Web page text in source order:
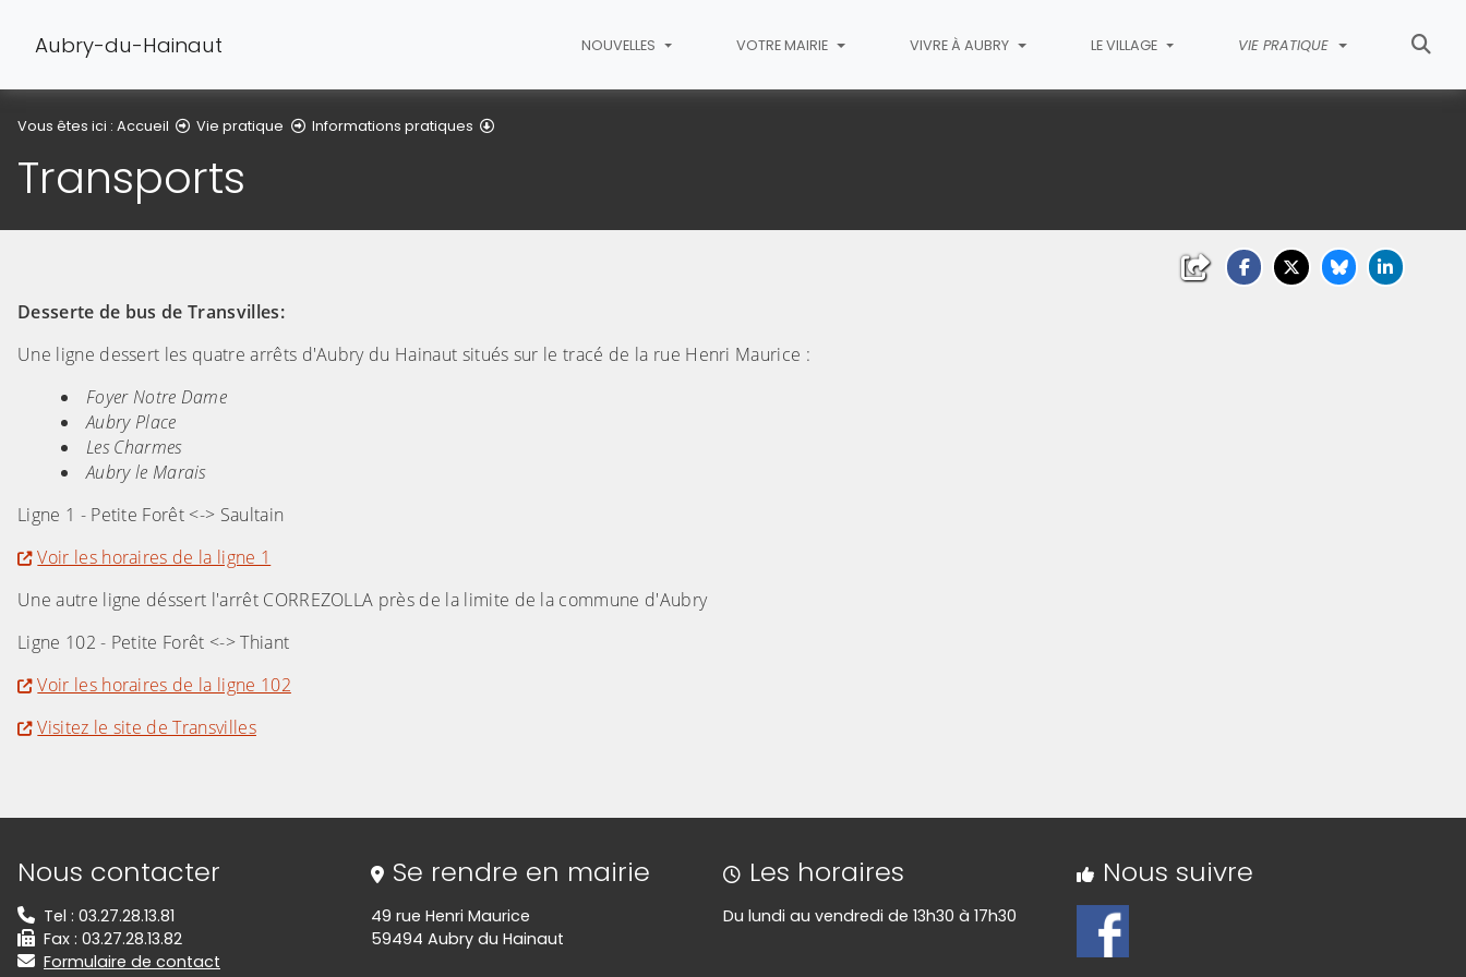
Aubry-du-Hainaut NOUVELLES VOTRE MAIRIE VIVRE À AUBRY LE VILLAGE VIE PRATIQUE
Vous êtes ici : Accueil Vie pratique Informations pratiques
Transports
Desserte de bus de Transvilles:
Une ligne dessert les quatre arrêts d'Aubry du Hainaut situés sur le tracé de la rue Henri Maurice :
Foyer Notre Dame
Aubry Place
Les Charmes
Aubry le Marais
Ligne 1 - Petite Forêt <-> Saultain
Voir les horaires de la ligne 1
Une autre ligne déssert l'arrêt CORREZOLLA près de la limite de la commune d'Aubry
Ligne 102 - Petite Forêt <-> Thiant
Voir les horaires de la ligne 102
Visitez le site de Transvilles
Informations de contact
Nous contacter
Tel : 03.27.28.13.81
Fax : 03.27.28.13.82
Formulaire de contact
Se rendre en mairie
49 rue Henri Maurice
59494 Aubry du Hainaut
Les horaires
Du lundi au vendredi de 13h30 à 17h30
Nous suivre